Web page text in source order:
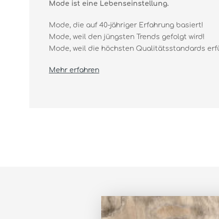
Mode ist eine Lebenseinstellung.
Mode, die auf 40-jähriger Erfahrung basiert!
Mode, weil den jüngsten Trends gefolgt wird!
Mode, weil die höchsten Qualitätsstandards
Mehr erfahren